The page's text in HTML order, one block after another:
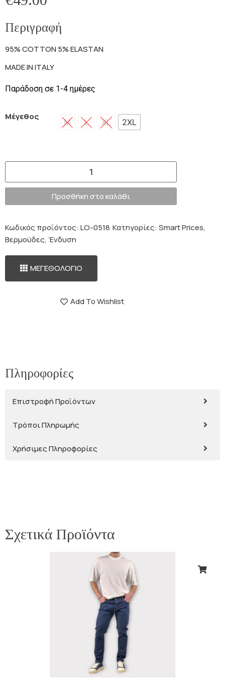
Περιγραφή
95% COTTON 5% ELASTAN
MADE IN ITALY
Παράδοση σε 1-4 ημέρες
Μέγεθος
M L XL 2XL
Προσθήκη στο καλάθι
Κωδικός προϊόντος:LO-0518 Κατηγορίες:Smart Prices,
Βερμούδες, Ένδυση
ΜΕΓΕΘΟΛΟΓΙΟ
Add To Wishlist
Πληροφορίες
Επιστροφή Προϊόντων
Τρόποι Πληρωμής
Χρήσιμες Πληροφορίες
Σχετικά Προϊόντα